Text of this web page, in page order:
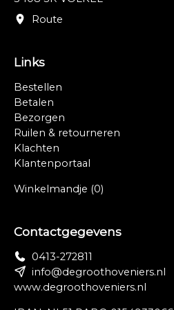
Route
Links
Bestellen
Betalen
Bezorgen
Ruilen & retourneren
Klachten
Klantenportaal
Winkelmandje (0)
Contactgegevens
0413-272811
info@degroothoveniers.nl
www.degroothoveniers.nl